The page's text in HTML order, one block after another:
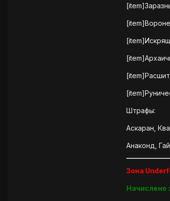
Штрафы:
Аскаран,
Анаконд,
Зона
Начислено